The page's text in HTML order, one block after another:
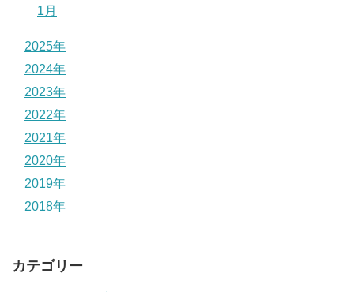
1月
2025年
2024年
2023年
2022年
2021年
2020年
2019年
2018年
カテゴリー